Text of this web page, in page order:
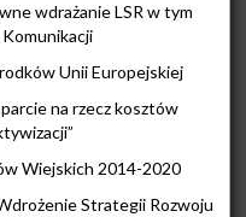
wdrażanie LSR w tym
Unii Europejskiej
na rzecz kosztów
Wiejskich 2014-2020
Strategii Rozwoju